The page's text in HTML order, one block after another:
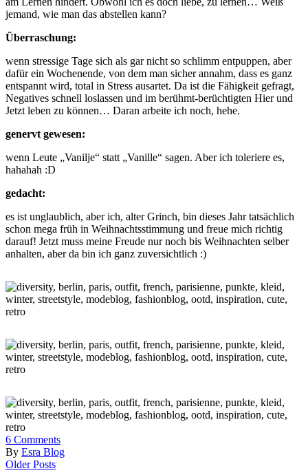
jemand, wie man das abstellen kann?
Überraschung:
wenn stressige Tage sich als gar nicht so schlimm entpuppen, aber
dafür ein Wochenende, von dem man sicher annahm, dass es ganz
entspannt wird, total in Stress ausartet. Da ist die Fähigkeit gefragt,
Negatives schnell loslassen und im berühmt-berüchtigten Hier und
Jetzt leben zu können… Daran arbeite ich noch, hehe.
genervt gewesen:
wenn Leute „Vanilje“ statt „Vanille“ sagen. Aber ich toleriere es,
hahahah :D
gedacht:
es ist unglaublich, aber ich, alter Grinch, bin dieses Jahr tatsächlich
schon mega früh in Weihnachtsstimmung und freue mich richtig
darauf! Jetzt muss meine Freude nur noch bis Weihnachten selber
anhalten, aber da bin ich ganz zuversichtlich :)
6 Comments
By Esra Blog
Older Posts